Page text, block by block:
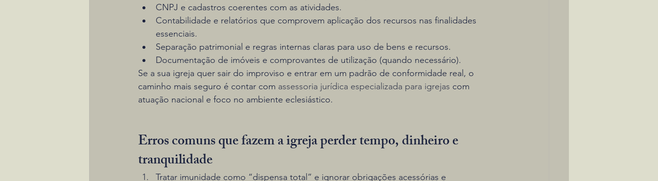
CNPJ e cadastros coerentes com as atividades.
Contabilidade e relatórios que comprovem aplicação dos recursos nas finalidades
essenciais.
Separação patrimonial e regras internas claras para uso de bens e recursos.
Documentação de imóveis e comprovantes de utilização (quando necessário).
Se a sua igreja quer sair do improviso e entrar em um padrão de conformidade real, o
caminho mais seguro é contar com assessoria jurídica especializada para igrejas com
atuação nacional e foco no ambiente eclesiástico.
Erros comuns que fazem a igreja perder tempo, dinheiro e
tranquilidade
Tratar imunidade como “dispensa total” e ignorar obrigações acessórias e